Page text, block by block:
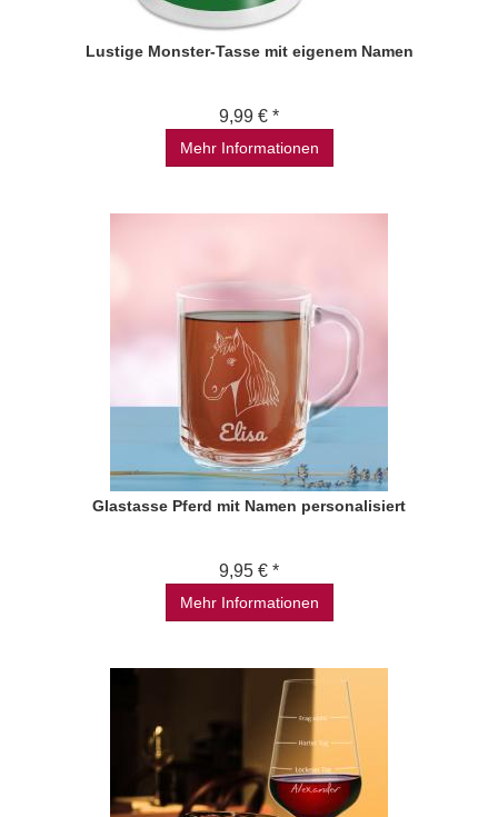
Lustige Monster-Tasse mit eigenem Namen
9,99 € *
Mehr Informationen
Glastasse Pferd mit Namen personalisiert
9,95 € *
Mehr Informationen